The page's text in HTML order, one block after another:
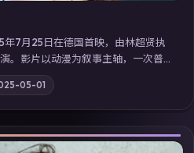
7月25日在德国首映，由林超贤执
。影片以动漫为叙事主轴，一次普
营救；摄影与配乐强化地域气质；
高清电视剧在线看」延展检索同类
剧体验。
05-01